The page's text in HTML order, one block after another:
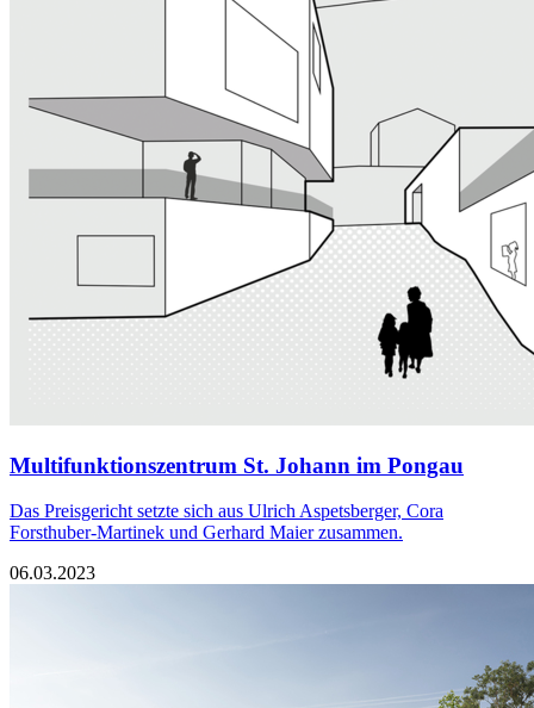
Multifunktionszentrum St. Johann im Pongau
Das Preisgericht setzte sich aus Ulrich Aspetsberger, Cora
Forsthuber-Martinek und Gerhard Maier zusammen.
06.03.2023